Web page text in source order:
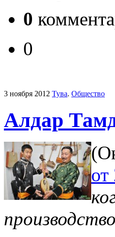
0
0
3 ноября 2012 Тува. Общество
Алдар
от